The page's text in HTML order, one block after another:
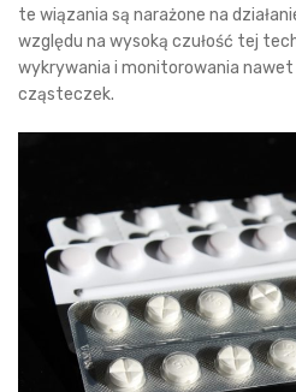
te wiązania są narażone na
względu na wysoką czułość tej
wykrywania i monitorowania nawet
cząsteczek.